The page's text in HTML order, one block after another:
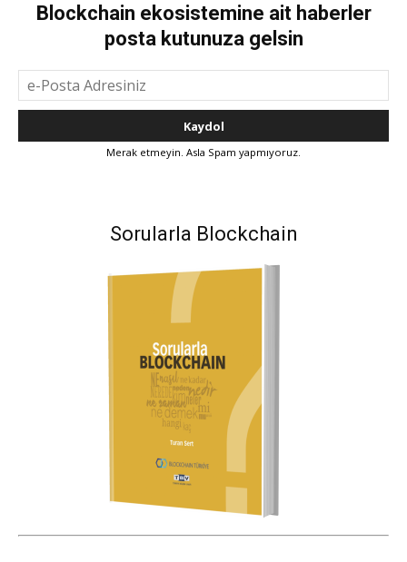
Blockchain ekosistemine ait haberler
posta kutunuza gelsin
Merak etmeyin. Asla Spam yapmıyoruz.
Sorularla Blockchain